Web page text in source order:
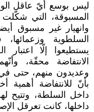
ليس بوسع أيّ عاقل
المسبوقة، التي
وانهيار غير مسبوق
السلطوية
يستطيعوا إلّا اعتبار
الانتفاضة محقّة،
وعديدون منهم، حتى
بأنّ للانتفاضة أهمية
داخل السلطة، وتتيح
داخلها، كانت تعرقل